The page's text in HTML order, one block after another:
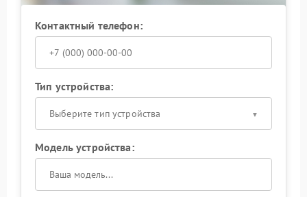
Контактный телефон:
Тип устройства:
Выберите тип устройства
Модель устройства: